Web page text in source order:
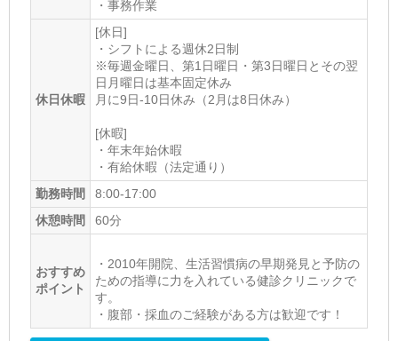
・事務作業
休日休暇
[休日]
・シフトによる週休2日制
※毎週金曜日、第1日曜日・第3日曜日とその翌
日月曜日は基本固定休み
月に9日-10日休み（2月は8日休み）
[休暇]
・年末年始休暇
・有給休暇（法定通り）
勤務時間
8:00-17:00
休憩時間
60分
おすすめ
ポイント
・2010年開院、生活習慣病の早期発見と予防の
ための指導に力を入れている健診クリニックで
す。
・腹部・採血のご経験がある方は歓迎です！